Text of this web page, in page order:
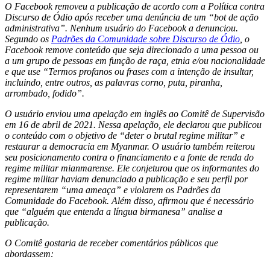
O Facebook removeu a publicação de acordo com a Política contra
Discurso de Ódio após receber uma denúncia de um “bot de ação
administrativa”. Nenhum usuário do Facebook a denunciou.
Segundo os Padrões da Comunidade sobre Discurso de Ódio , o
Facebook remove conteúdo que seja direcionado a uma pessoa ou
a um grupo de pessoas em função de raça, etnia e/ou nacionalidade
e que use “Termos profanos ou frases com a intenção de insultar,
incluindo, entre outros, as palavras corno, puta, piranha,
arrombado, fodido”.
O usuário enviou uma apelação em inglês ao Comitê de Supervisão
em 16 de abril de 2021. Nessa apelação, ele declarou que publicou
o conteúdo com o objetivo de “deter o brutal regime militar” e
restaurar a democracia em Myanmar. O usuário também reiterou
seu posicionamento contra o financiamento e a fonte de renda do
regime militar mianmarense. Ele conjeturou que os informantes do
regime militar haviam denunciado a publicação e seu perfil por
representarem “uma ameaça” e violarem os Padrões da
Comunidade do Facebook. Além disso, afirmou que é necessário
que “alguém que entenda a língua birmanesa” analise a
publicação.
O Comitê gostaria de receber comentários públicos que
abordassem: